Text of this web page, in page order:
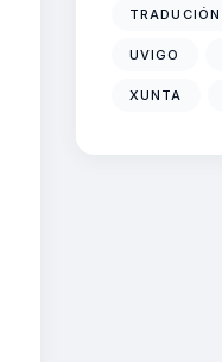
TRADUCIÓN
UVIGO
XUNTA